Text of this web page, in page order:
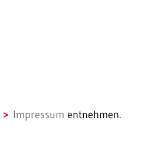
Impressum entnehmen.